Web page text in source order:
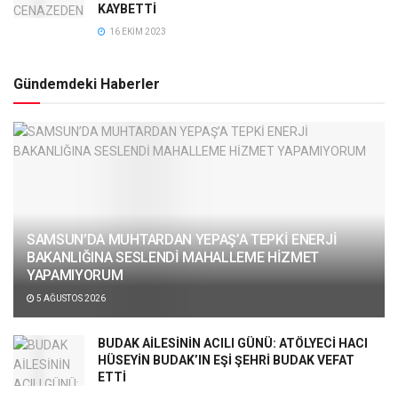
KAYBETTİ
16 EKIM 2023
Gündemdeki Haberler
SAMSUN’DA MUHTARDAN YEPAŞ’A TEPKİ ENERJİ
BAKANLIĞINA SESLENDİ MAHALLEME HİZMET
YAPAMIYORUM
5 AĞUSTOS 2026
BUDAK AİLESİNİN ACILI GÜNÜ: ATÖLYECİ HACI
HÜSEYİN BUDAK’IN EŞİ ŞEHRİ BUDAK VEFAT
ETTİ